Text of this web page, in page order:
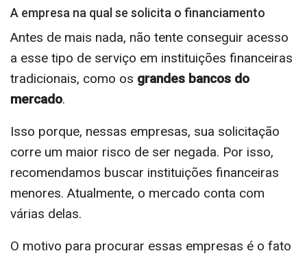
A empresa na qual se solicita o financiamento
Antes de mais nada, não tente conseguir acesso
a esse tipo de serviço em instituições financeiras
tradicionais, como os grandes bancos do
mercado.
Isso porque, nessas empresas, sua solicitação
corre um maior risco de ser negada. Por isso,
recomendamos buscar instituições financeiras
menores. Atualmente, o mercado conta com
várias delas.
O motivo para procurar essas empresas é o fato